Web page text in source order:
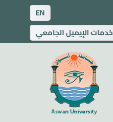
EN
خدمات الإيميل الجامعي